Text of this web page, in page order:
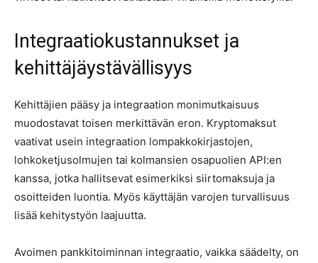
Integraatiokustannukset ja
kehittäjäystävällisyys
Kehittäjien pääsy ja integraation monimutkaisuus
muodostavat toisen merkittävän eron. Kryptomaksut
vaativat usein integraation lompakkokirjastojen,
lohkoketjusolmujen tai kolmansien osapuolien API:en
kanssa, jotka hallitsevat esimerkiksi siirtomaksuja ja
osoitteiden luontia. Myös käyttäjän varojen turvallisuus
lisää kehitystyön laajuutta.
Avoimen pankkitoiminnan integraatio, vaikka säädelty, on